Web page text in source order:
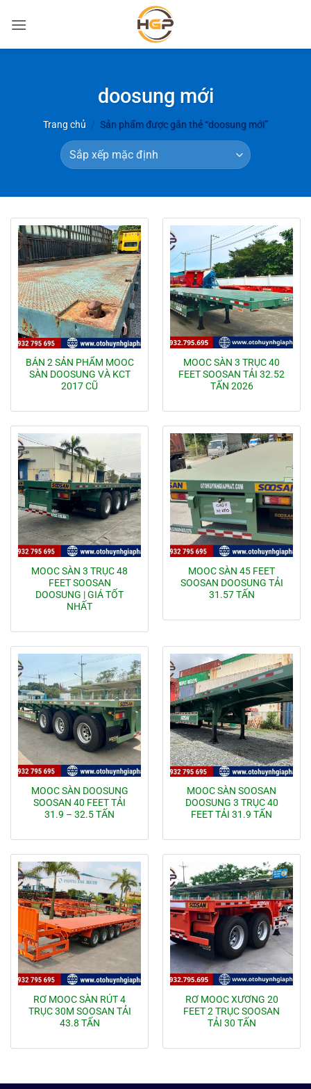
qua
doosung mới
Trang chủ / Sản phẩm được gắn thẻ “doosung mới”
BÁN 2 SẢN PHẨM MOOC
SÀN DOOSUNG VÀ KCT
2017 CŨ
MOOC SÀN 3 TRỤC 40
FEET SOOSAN TẢI 32.52
TẤN 2026
MOOC SÀN 3 TRỤC 48
FEET SOOSAN
DOOSUNG | GIÁ TỐT
NHẤT
MOOC SÀN 45 FEET
SOOSAN DOOSUNG TẢI
31.57 TẤN
MOOC SÀN DOOSUNG
SOOSAN 40 FEET TẢI
31.9 – 32.5 TẤN
MOOC SÀN SOOSAN
DOOSUNG 3 TRỤC 40
FEET TẢI 31.9 TẤN
RƠ MOOC SÀN RÚT 4
TRỤC 30M SOOSAN TẢI
43.8 TẤN
RƠ MOOC XƯƠNG 20
FEET 2 TRỤC SOOSAN
TẢI 30 TẤN